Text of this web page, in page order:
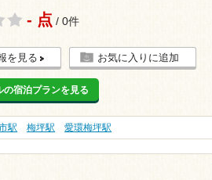
- 点 / 0件
を見る お気に入りに追加
の宿泊プランを見る
駅 梅坪駅 愛環梅坪駅